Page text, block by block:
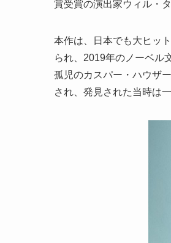
賞受賞の演出家ウィル・
本作は、日本でも大ヒッ
られ、2019年のノーベル
孤児のカスパー・ハウザ
され、発見された当時は